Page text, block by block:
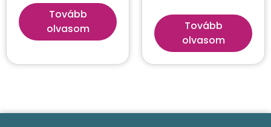
Tovább
olvasom
Tovább
olvasom
Kiságyak és fekhelyek
Macskaajtó
Macskaalom